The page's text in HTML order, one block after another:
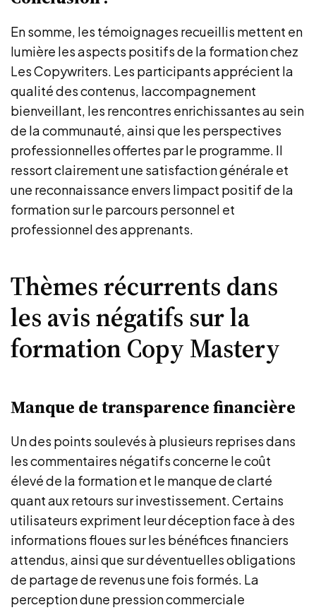
En somme, les témoignages recueillis mettent en
lumière les aspects positifs de la formation chez
Les Copywriters. Les participants apprécient la
qualité des contenus, laccompagnement
bienveillant, les rencontres enrichissantes au sein
de la communauté, ainsi que les perspectives
professionnelles offertes par le programme. Il
ressort clairement une satisfaction générale et
une reconnaissance envers limpact positif de la
formation sur le parcours personnel et
professionnel des apprenants.
Thèmes récurrents dans
les avis négatifs sur la
formation Copy Mastery
Manque de transparence financière
Un des points soulevés à plusieurs reprises dans
les commentaires négatifs concerne le coût
élevé de la formation et le manque de clarté
quant aux retours sur investissement. Certains
utilisateurs expriment leur déception face à des
informations floues sur les bénéfices financiers
attendus, ainsi que sur déventuelles obligations
de partage de revenus une fois formés. La
perception dune pression commerciale